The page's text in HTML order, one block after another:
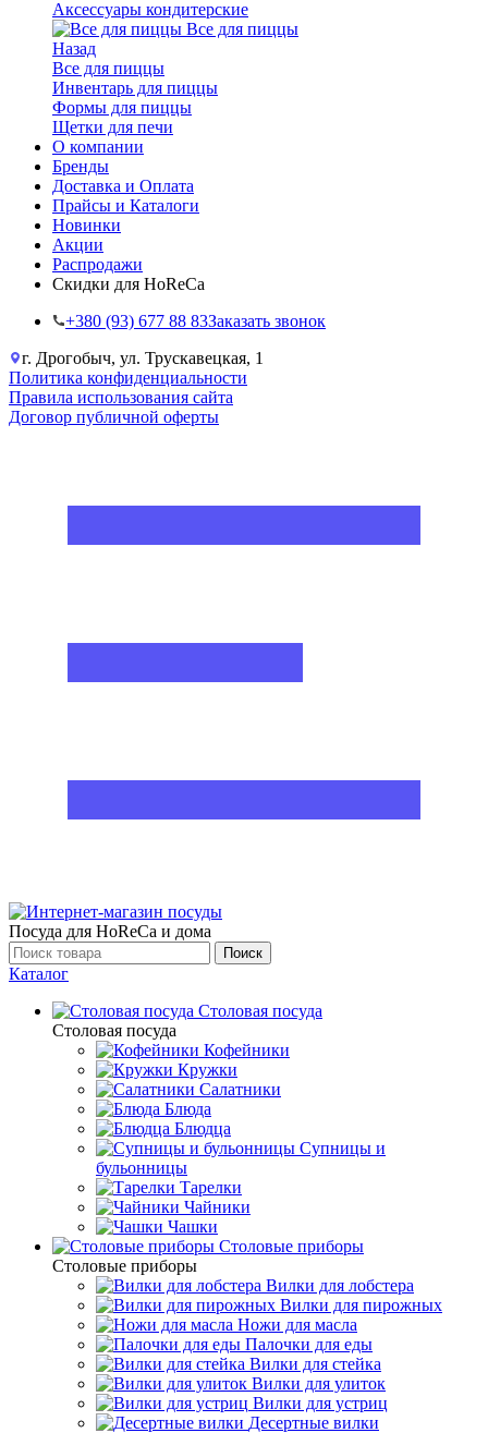
Аксессуары кондитерские
Все для пиццы
Назад
Все для пиццы
Инвентарь для пиццы
Формы для пиццы
Щетки для печи
О компании
Бренды
Доставка и Оплата
Прайсы и Каталоги
Новинки
Акции
Распродажи
Скидки для HoReCa
+38‎0 (93) 677 88 83Заказать звонок
г. Дрогобыч, ул. Трускавецкая, 1
Политика конфиденциальности
Правила использования сайта
Договор публичной оферты
Посуда для HoReCa и дома
Поиск
Каталог
Столовая посуда
Столовая посуда
Кофейники
Кружки
Салатники
Блюда
Блюдца
Супницы и
бульонницы
Тарелки
Чайники
Чашки
Cтоловые приборы
Cтоловые приборы
Вилки для лобстера
Вилки для пирожных
Ножи для масла
Палочки для еды
Вилки для стейка
Вилки для улиток
Вилки для устриц
Десертные вилки